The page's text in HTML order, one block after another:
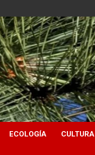
ECOLOGÍA CULTURA